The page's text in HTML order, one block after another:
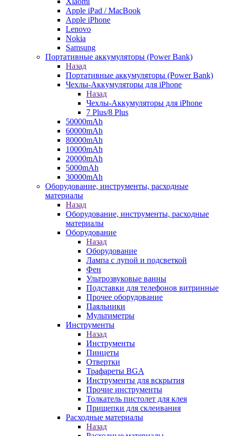
Apple iPad / MacBook
Apple iPhone
Lenovo
Nokia
Samsung
Портативные аккумуляторы (Power Bank)
Назад
Портативные аккумуляторы (Power Bank)
Чехлы-Аккумуляторы для iPhone
Назад
Чехлы-Аккумуляторы для iPhone
7 Plus/8 Plus
50000mAh
60000mAh
80000mAh
10000mAh
20000mAh
5000mAh
30000mAh
Оборудование, инструменты, расходные
материалы
Назад
Оборудование, инструменты, расходные
материалы
Оборудование
Назад
Оборудование
Лампа с лупой и подсветкой
Фен
Ультрозвуковые ванны
Подставки для телефонов витринные
Прочее оборудование
Паяльники
Мультиметры
Инструменты
Назад
Инструменты
Пинцеты
Отвертки
Трафареты BGA
Инструменты для вскрытия
Прочие инструменты
Толкатель пистолет для клея
Прищепки для склеивания
Расходные материалы
Назад